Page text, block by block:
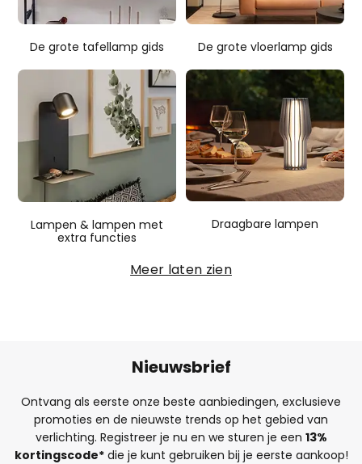
De grote tafellamp gids De grote vloerlamp gids
Lampen & lampen met
extra functies
Draagbare lampen
Meer laten zien
Nieuwsbrief
Ontvang als eerste onze beste aanbiedingen, exclusieve
promoties en de nieuwste trends op het gebied van
verlichting. Registreer je nu en we sturen je een 13%
kortingscode*die je kunt gebruiken bij je eerste aankoop!